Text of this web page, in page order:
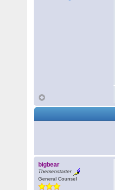
bigbear
Themenstarter
General Counsel